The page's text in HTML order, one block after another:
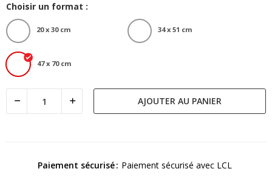
Choisir un format :
20 x 30 cm 34 x 51 cm
47 x 70 cm
AJOUTER AU PANIER
Paiement sécurisé Paiement sécurisé avec LCL